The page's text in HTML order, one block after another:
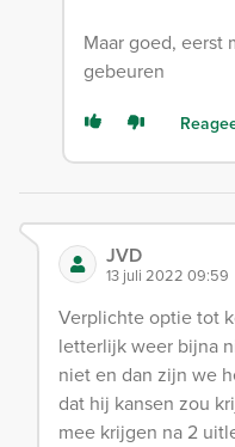
Maar goed, eerst
gebeuren
JVD
13 juli 2022 09:59
Verplichte optie tot
letterlijk weer bijna
niet en dan zijn we
dat hij kansen zou
mee krijgen na 2